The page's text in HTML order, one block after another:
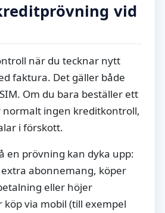
vid
när du tecknar nytt
faktura. Det gäller både
Om du bara beställer ett
ingen kreditkontroll,
i förskott.
en prövning kan dyka upp:
abonnemang, köper
eller höjer
via mobil (till exempel